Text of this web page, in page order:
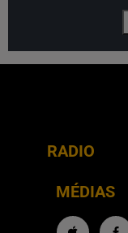
RADIO
MÉDIAS